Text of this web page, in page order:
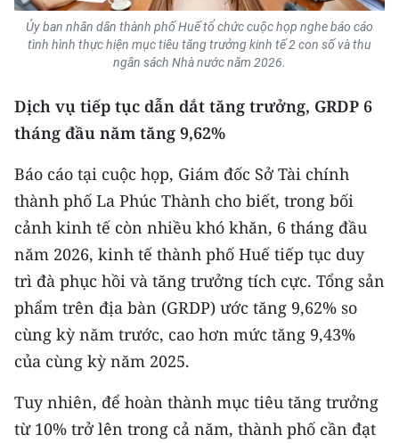
Media Thế giới
Media Thể thao
Media Y tế
Media Khoa học - Công nghệ
Media Môi trường
Ảnh
Infographic
TIN MỚI
Trung du và miền núi phía Bắc
Ủy ban nhân dân thành phố Huế tổ chức cuộc họp nghe báo cáo
tình hình thực hiện mục tiêu tăng trưởng kinh tế 2 con số và thu
ngân sách Nhà nước năm 2026.
Dịch vụ tiếp tục dẫn dắt tăng trưởng, GRDP 6
tháng đầu năm tăng 9,62%
Báo cáo tại cuộc họp, Giám đốc Sở Tài chính
thành phố La Phúc Thành cho biết, trong bối
cảnh kinh tế còn nhiều khó khăn, 6 tháng đầu
năm 2026, kinh tế thành phố Huế tiếp tục duy
trì đà phục hồi và tăng trưởng tích cực. Tổng sản
phẩm trên địa bàn (GRDP) ước tăng 9,62% so
cùng kỳ năm trước, cao hơn mức tăng 9,43%
của cùng kỳ năm 2025.
Tuy nhiên, để hoàn thành mục tiêu tăng trưởng
từ 10% trở lên trong cả năm, thành phố cần đạt